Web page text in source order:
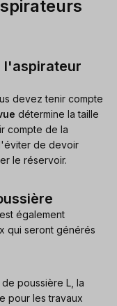
l'aspirateur
devez tenir compte
détermine la taille
compte de la
de devoir
le réservoir.
également
qui seront générés
poussière L, la
pour les travaux